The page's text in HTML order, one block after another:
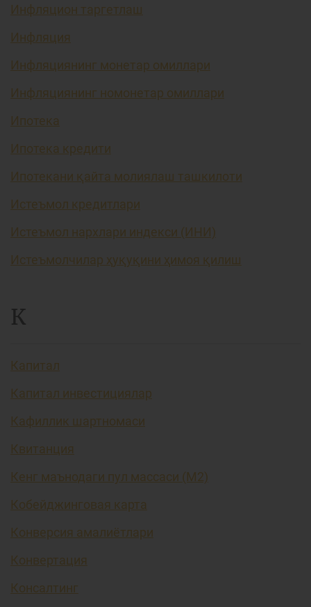
Инфляцион таргетлаш
Инфляция
Инфляциянинг монетар омиллари
Инфляциянинг номонетар омиллари
Ипотека
Ипотека кредити
Ипотекани қайта молиялаш ташкилоти
Истеъмол кредитлари
Истеъмол нархлари индекси (ИНИ)
Истеъмолчилар ҳуқуқини ҳимоя қилиш
К
Капитал
Капитал инвестициялар
Кафиллик шартномаси
Квитанция
Кенг маънодаги пул массаси (М2)
Кобейджинговая карта
Конверсия амалиётлари
Конвертация
Консалтинг